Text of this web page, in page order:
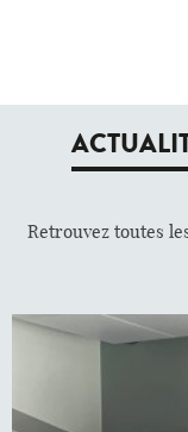
Retrouvez toutes